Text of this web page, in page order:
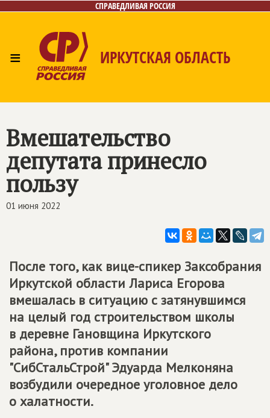
СПРАВЕДЛИВАЯ РОССИЯ
≡ ИРКУТСКАЯ ОБЛАСТЬ
Вмешательство
депутата принесло
пользу
01 июня 2022
После того, как вице-спикер Заксобрания
Иркутской области Лариса Егорова
вмешалась в ситуацию с затянувшимся
на целый год строительством школы
в деревне Гановщина Иркутского
района, против компании
"СибСтальСтрой" Эдуарда Мелконяна
возбудили очередное уголовное дело
о халатности.